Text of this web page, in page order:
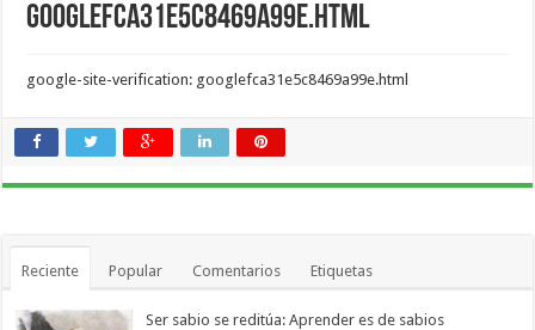
googlefca31e5c8469a99e.html
google-site-verification: googlefca31e5c8469a99e.html
Reciente Popular Comentarios Etiquetas
Ser sabio se reditúa: Aprender es de sabios